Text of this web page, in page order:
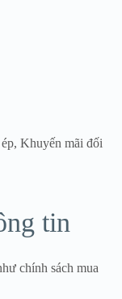
, Khuyến mãi đối
tin
chính sách mua